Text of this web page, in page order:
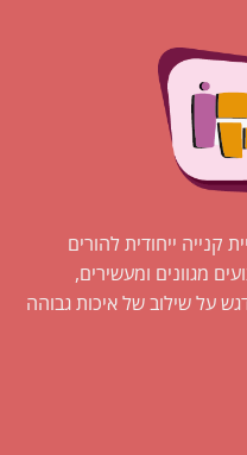
קנייה ייחודית להורים
מגוונים ומעשירים,
על שילוב של איכות גבוהה